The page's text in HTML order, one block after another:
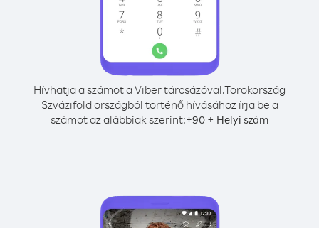
Hívhatja a számot a Viber tárcsázóval.Törökország
Szváziföld országból történő hívásához írja be a
számot az alábbiak szerint:+90 + Helyi szám